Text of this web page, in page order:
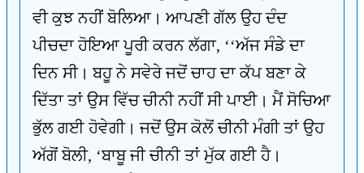
ਵੀ ਕੁਝ ਨਹੀਂ ਬੋਲਿਆ। ਆਪਣੀ ਗੱਲ ਉਹ ਦੰਦ
ਪੀਚਦਾ ਹੋਇਆ ਪੂਰੀ ਕਰਨ ਲੱਗਾ, ‘‘ਅੱਜ ਸੰਡੇ ਦਾ
ਦਿਨ ਸੀ। ਬਹੂ ਨੇ ਸਵੇਰੇ ਜਦੋਂ ਚਾਹ ਦਾ ਕੱਪ ਬਣਾ ਕੇ
ਦਿੱਤਾ ਤਾਂ ਉਸ ਵਿੱਚ ਚੀਨੀ ਨਹੀਂ ਸੀ ਪਾਈ। ਮੈਂ ਸੋਚਿਆ
ਭੁੱਲ ਗਈ ਹੋਵੇਗੀ। ਜਦੋਂ ਉਸ ਕੋਲੋਂ ਚੀਨੀ ਮੰਗੀ ਤਾਂ ਉਹ
ਅੱਗੋਂ ਬੋਲੀ, ‘ਬਾਬੂ ਜੀ ਚੀਨੀ ਤਾਂ ਮੁੱਕ ਗਈ ਹੈ।